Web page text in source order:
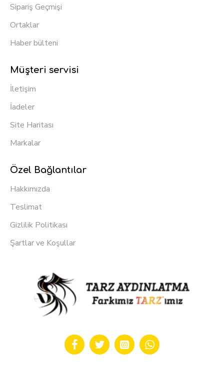
Sipariş Geçmişi
Ortaklar
Haber bülteni
Müşteri servisi
İletişim
İadeler
Site Haritası
Markalar
Özel Bağlantılar
Hakkımızda
Teslimat
Gizlilik Politikası
Şartlar ve Koşullar